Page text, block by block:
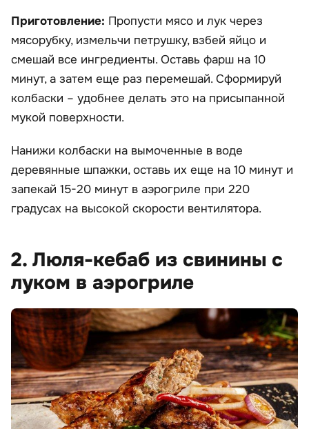
Приготовление: Пропусти мясо и лук через
мясорубку, измельчи петрушку, взбей яйцо и
смешай все ингредиенты. Оставь фарш на 10
минут, а затем еще раз перемешай. Сформируй
колбаски – удобнее делать это на присыпанной
мукой поверхности.
Нанижи колбаски на вымоченные в воде
деревянные шпажки, оставь их еще на 10 минут и
запекай 15-20 минут в аэрогриле при 220
градусах на высокой скорости вентилятора.
2. Люля-кебаб из свинины с
луком в аэрогриле